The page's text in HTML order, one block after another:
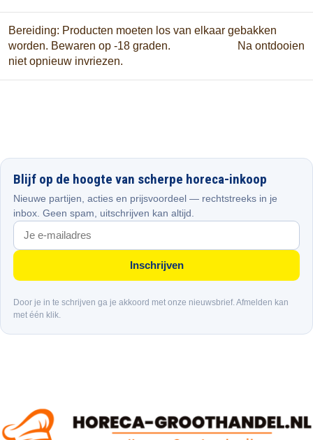
Bereiding: Producten moeten los van elkaar gebakken
worden. Bewaren op -18 graden. Na ontdooien
niet opnieuw invriezen.
Blijf op de hoogte van scherpe horeca-inkoop
Nieuwe partijen, acties en prijsvoordeel — rechtstreeks in je
inbox. Geen spam, uitschrijven kan altijd.
Inschrijven
Door je in te schrijven ga je akkoord met onze nieuwsbrief. Afmelden kan
met één klik.